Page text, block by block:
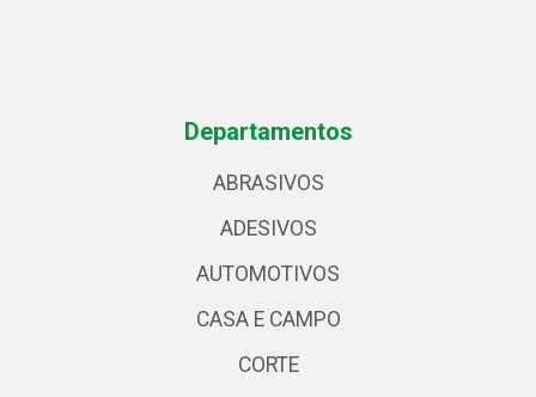
Departamentos
ABRASIVOS
ADESIVOS
AUTOMOTIVOS
CASA E CAMPO
CORTE